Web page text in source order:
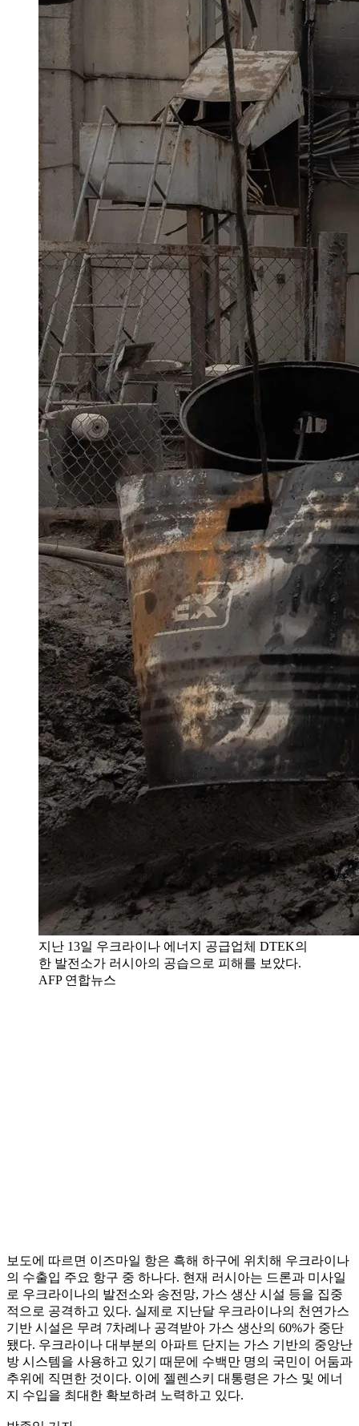
지난 13일 우크라이나 에너지 공급업체 DTEK의
한 발전소가 러시아의 공습으로 피해를 보았다.
AFP 연합뉴스
보도에 따르면 이즈마일 항은 흑해 하구에 위치해 우크라이나
의 수출입 주요 항구 중 하나다. 현재 러시아는 드론과 미사일
로 우크라이나의 발전소와 송전망, 가스 생산 시설 등을 집중
적으로 공격하고 있다. 실제로 지난달 우크라이나의 천연가스
기반 시설은 무려 7차례나 공격받아 가스 생산의 60%가 중단
됐다. 우크라이나 대부분의 아파트 단지는 가스 기반의 중앙난
방 시스템을 사용하고 있기 때문에 수백만 명의 국민이 어둠과
추위에 직면한 것이다. 이에 젤렌스키 대통령은 가스 및 에너
지 수입을 최대한 확보하려 노력하고 있다.